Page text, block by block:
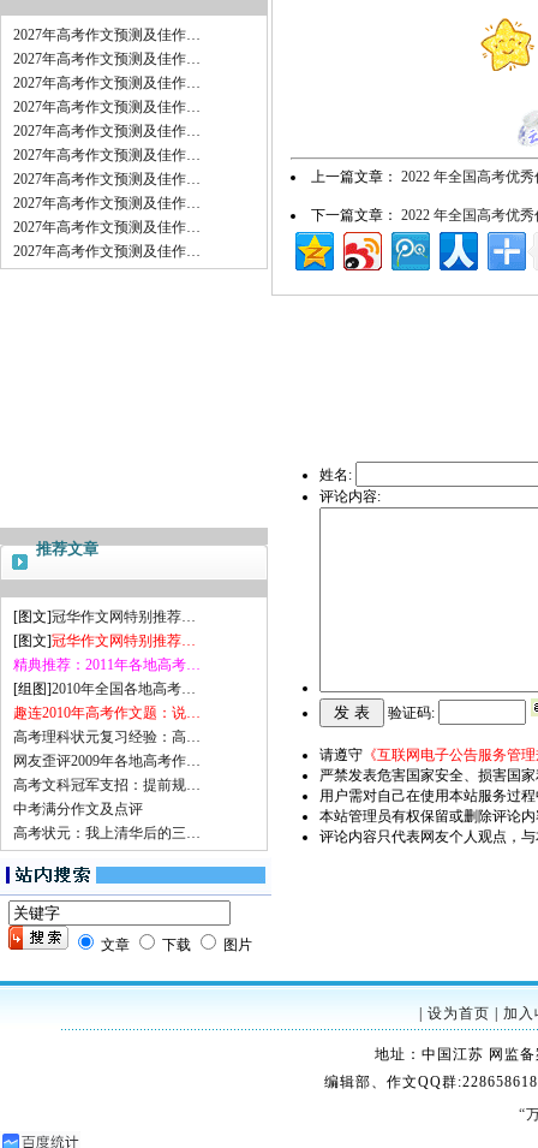
2027年高考作文预测及佳作…
2027年高考作文预测及佳作…
2027年高考作文预测及佳作…
2027年高考作文预测及佳作…
2027年高考作文预测及佳作…
2027年高考作文预测及佳作…
2027年高考作文预测及佳作…
2027年高考作文预测及佳作…
2027年高考作文预测及佳作…
2027年高考作文预测及佳作…
推荐文章
[图文]冠华作文网特别推荐…
[图文]冠华作文网特别推荐…
精典推荐：2011年各地高考…
[组图]2010年全国各地高考…
趣连2010年高考作文题：说…
高考理科状元复习经验：高…
网友歪评2009年各地高考作…
高考文科冠军支招：提前规…
中考满分作文及点评
高考状元：我上清华后的三…
文章 下载 图片
上一篇文章： 2022 年全国高考优
下一篇文章： 2022 年全国高考优
姓名:
评论内容:
验证码:
请遵守 《互联网电子公告服务管
严禁发表危害国家安全、损害国
用户需对自己在使用本站服务过
本站管理员有权保留或删除评论
评论内容只代表网友个人观点，
设为首页 加入
地址：中国江苏 网监
编辑部、作文QQ群
“